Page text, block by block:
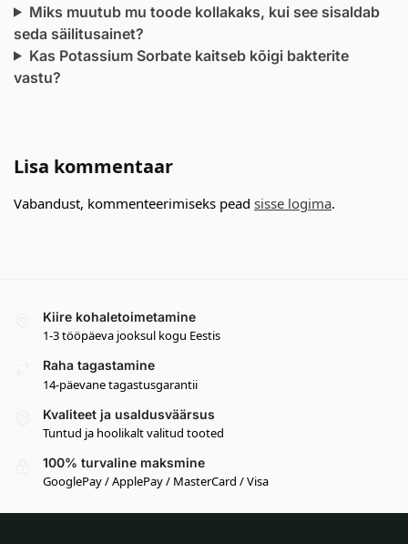
Miks muutub mu toode kollakaks, kui see sisaldab
seda säilitusainet?
Kas Potassium Sorbate kaitseb kõigi bakterite
vastu?
Lisa kommentaar
Vabandust, kommenteerimiseks pead sisse logima.
Kiire kohaletoimetamine
1-3 tööpäeva jooksul kogu Eestis
Raha tagastamine
14-päevane tagastusgarantii
Kvaliteet ja usaldusväärsus
Tuntud ja hoolikalt valitud tooted
100% turvaline maksmine
GooglePay / ApplePay / MasterCard / Visa